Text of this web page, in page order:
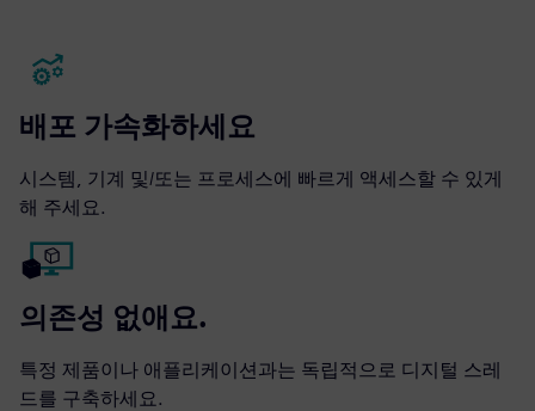
배포 가속화하세요
시스템, 기계 및/또는 프로세스에 빠르게 액세스할 수 있게
해 주세요.
의존성 없애요.
특정 제품이나 애플리케이션과는 독립적으로 디지털 스레
드를 구축하세요.